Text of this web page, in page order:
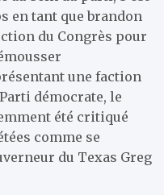
en tant que brandon
du Congrès pour
une faction
démocrate, le
été critiqué
comme se
du Texas Greg